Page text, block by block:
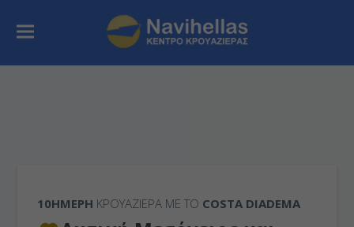
10ΉΜΕΡΗ ΚΡΟΥΑΖΙΕΡΑ ΜΕ ΤΟ COSTA DIADEMA